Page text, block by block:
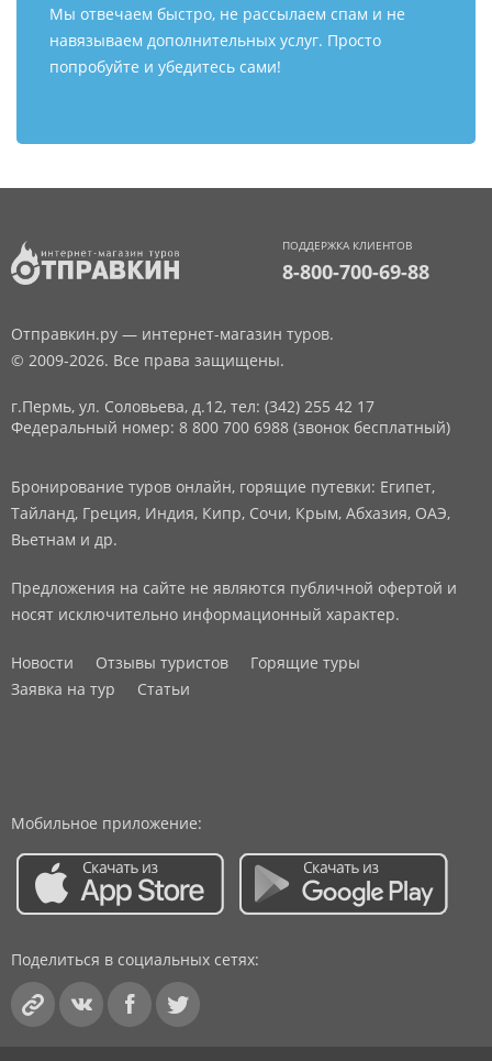
Мы отвечаем быстро, не рассылаем спам и не
навязываем дополнительных услуг. Просто
попробуйте и убедитесь сами!
ПОДДЕРЖКА КЛИЕНТОВ
8-800-700-69-88
Отправкин.ру — интернет-магазин туров.
© 2009-2026. Все права защищены.
г.Пермь, ул. Соловьева, д.12, тел: (342) 255 42 17
Федеральный номер: 8 800 700 6988 (звонок бесплатный)
Бронирование туров онлайн, горящие путевки: Египет,
Тайланд, Греция, Индия, Кипр, Сочи, Крым, Абхазия, ОАЭ,
Вьетнам и др.
Предложения на сайте не являются публичной офертой и
носят исключительно информационный характер.
Новости Отзывы туристов
Горящие туры
Заявка на тур
Статьи
Мобильное приложение:
Поделиться в социальных сетях: